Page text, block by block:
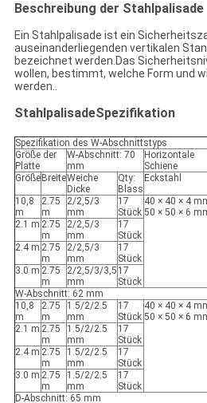
Beschreibung der Stahlpalisade
Ein Stahlpalisade ist ein
auseinanderliegenden vertikalen
bezeichnet werden.Das
wollen, bestimmt, welche Form und
werden..
StahlpalisadeSpezifikation
Spezifikation des W-Abschnittstyps
Größe der
Platte
W-Abschnitt: 70
mm
Horizontale
Schiene
Größe BreiteWeiche
Dicke
Qty:
Blass
Eckstahl
10,8
m
2.75
m
2/2,5/3
mm
17
Stück
40 × 40 × 4
50 × 50 × 6
2.1 m 2.75
m
2/2,5/3
mm
17
Stück
2.4 m 2.75
m
2/2,5/3
mm
17
Stück
3.0 m 2.75
m
2/2,5/3/3,5
mm
17
Stück
W-Abschnitt: 62 mm
10,8
m
2.75
m
1.5/2/2.5
mm
17
Stück
40 × 40 × 4
50 × 50 × 6
2.1 m 2.75
m
1.5/2/2.5
mm
17
Stück
2.4 m 2.75
m
1.5/2/2.5
mm
17
Stück
3.0 m 2.75
m
1.5/2/2.5
mm
17
Stück
D-Abschnitt: 65 mm